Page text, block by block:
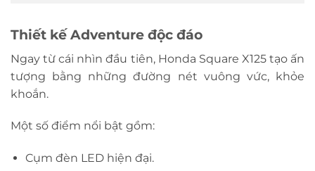
Thiết kế Adventure độc đáo
Ngay từ cái nhìn đầu tiên, Honda Square X125 tạo ấn
tượng bằng những đường nét vuông vức, khỏe
khoắn.
Một số điểm nổi bật gồm:
Cụm đèn LED hiện đại.